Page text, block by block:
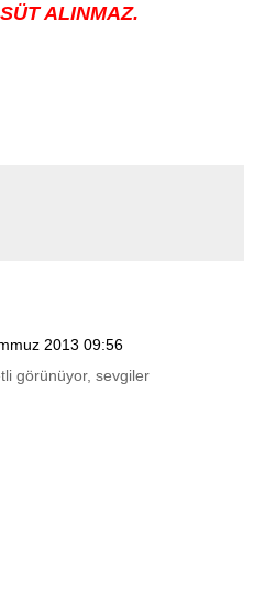
ALINMAZ.
2013 09:56
görünüyor, sevgiler